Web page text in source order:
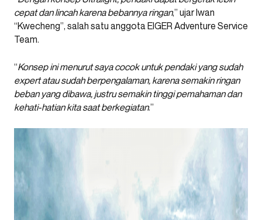
cepat dan lincah karena bebannya ringan,” ujar Iwan
“Kwecheng”, salah satu anggota EIGER Adventure Service
Team.
“Konsep ini menurut saya cocok untuk pendaki yang sudah
expert atau sudah berpengalaman, karena semakin ringan
beban yang dibawa, justru semakin tinggi pemahaman dan
kehati-hatian kita saat berkegiatan.”